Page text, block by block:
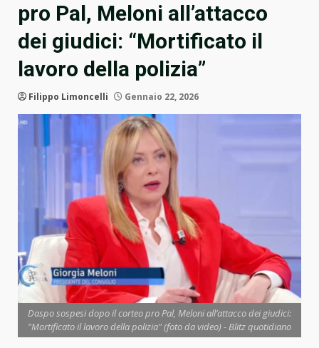
pro Pal, Meloni all’attacco
dei giudici: “Mortificato il
lavoro della polizia”
Filippo Limoncelli Gennaio 22, 2026
Daspo sospesi dopo il corteo pro Pal, Meloni all’attacco dei giudici:
"Mortificato il lavoro della polizia" (foto da video) - Blitz quotidiano